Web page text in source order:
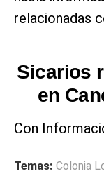
relacionadas
Sicarios
en
Con
Temas: Colonia